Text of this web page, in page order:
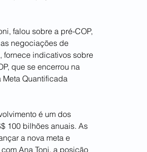
falou sobre a pré-COP,
negociações de
fornece indicativos sobre
que se encerrou na
Quantificada
é um dos
100 bilhões anuais. As
a nova meta e
Ana Toni, a posição